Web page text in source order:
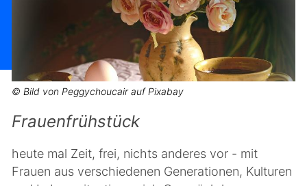
© Bild von Peggychoucair auf Pixabay
Frauenfrühstück
heute mal Zeit, frei, nichts anderes vor - mit
Frauen aus verschiedenen Generationen, Kulturen